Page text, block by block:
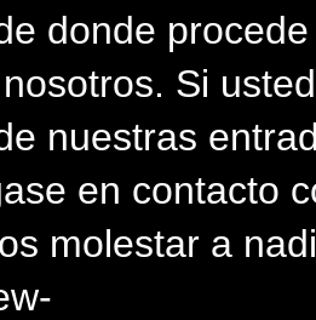
donde
Si
nuestras
en contacto
molestar a